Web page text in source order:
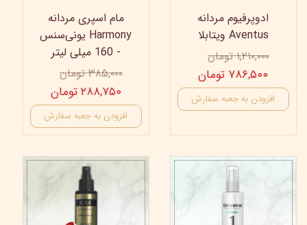
ادوپرفیوم مردانه
Aventus ویتابلا
۱,۲۱۰,۰۰۰ تومان
۷۸۶,۵۰۰ تومان
افزودن به جعبه سفارش
مام اسپری مردانه
Harmony یونی‌سنس
- 160 میلی لیتر
۳۸۵,۰۰۰ تومان
۲۸۸,۷۵۰ تومان
افزودن به جعبه سفارش
15%
40%